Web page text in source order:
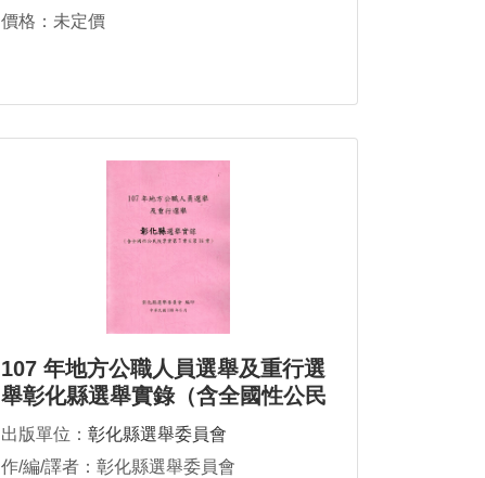
價格：未定價
107 年地方公職人員選舉及重行選
舉彰化縣選舉實錄（含全國性公民
投票案第7 案至第16 案）
出版單位： 彰化縣選舉委員會
作/編/譯者：彰化縣選舉委員會